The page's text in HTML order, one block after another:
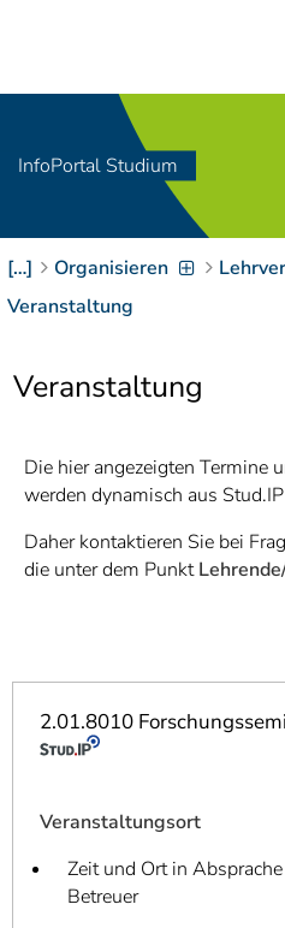
Zum Inhalt
[Access-Key
Zur Suche
[Access-
Zur
springen
Zur
7]
InfoPortal Studium
[…] Organisieren
Veranstaltung
Veranstaltung
Die hier angezeigten Termine
werden dynamisch aus
Daher kontaktieren Sie bei
die unter dem Punkt
2.01.8010
Veranstaltungsort
Zeit und Ort in
Betreuer